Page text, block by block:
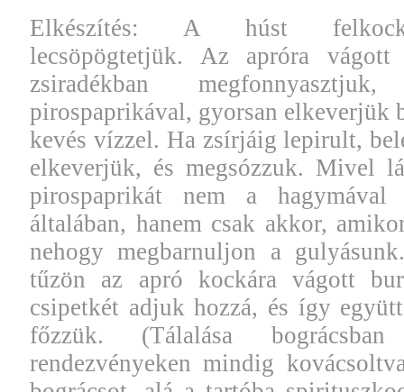
Elkészítés: A húst
lecsöpögtetjük. Az apróra
zsiradékban
pirospaprikával, gyorsan elkeverjük
kevés vízzel. Ha zsírjáig lepirult,
elkeverjük, és megsózzuk. Mivel
pirospaprikát nem a
általában, hanem csak akkor,
nehogy megbarnuljon a
tűzön az apró kockára vágott
csipetkét adjuk hozzá, és így
főzzük. (Tálalása
rendezvényeken mindig